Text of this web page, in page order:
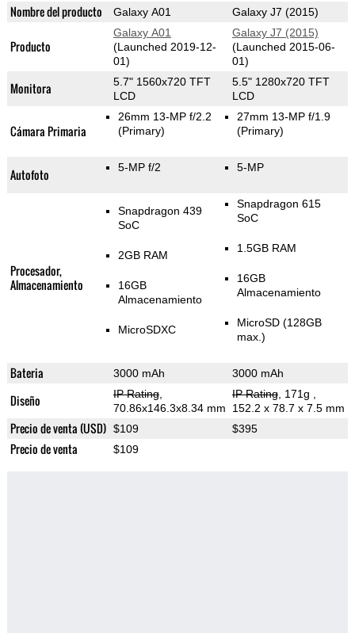
Nombre del producto Galaxy A01 Galaxy J7 (2015)
Producto
Galaxy A01
(Launched 2019-12-
01)
Galaxy J7 (2015)
(Launched 2015-06-
01)
Monitora
5.7" 1560x720 TFT
LCD
5.5" 1280x720 TFT
LCD
Cámara Primaria
26mm 13-MP f/2.2
(Primary)
27mm 13-MP f/1.9
(Primary)
Autofoto 5-MP f/2 5-MP
Procesador,
Almacenamiento
Snapdragon 439
SoC
2GB RAM
16GB
Almacenamiento
MicroSDXC
Snapdragon 615
SoC
1.5GB RAM
16GB
Almacenamiento
MicroSD (128GB
max.)
Bateria 3000 mAh 3000 mAh
Diseño IP Rating,
70.86x146.3x8.34 mm
IP Rating, 171g
152.2 x 78.7 x 7.5 mm
Precio de venta (USD) $109 $395
Precio de venta $109